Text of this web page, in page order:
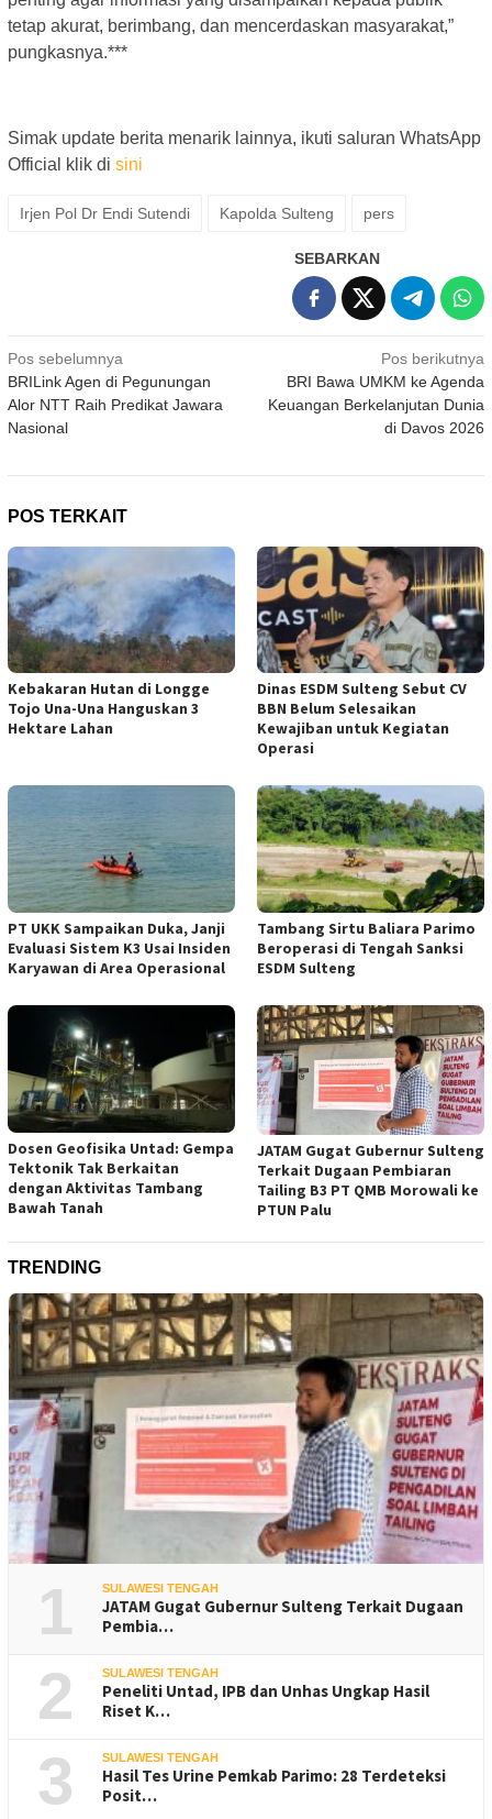
tetap akurat, berimbang, dan mencerdaskan masyarakat,”
pungkasnya.***
Simak update berita menarik lainnya, ikuti saluran WhatsApp
Official klik di sini
Irjen Pol Dr Endi Sutendi Kapolda Sulteng pers
SEBARKAN
Navigasi
pos
Pos sebelumnya
BRILink Agen di Pegunungan
Alor NTT Raih Predikat Jawara
Nasional
Pos berikutnya
BRI Bawa UMKM ke Agenda
Keuangan Berkelanjutan Dunia
di Davos 2026
POS TERKAIT
Kebakaran Hutan di Longge
Tojo Una-Una Hanguskan 3
Hektare Lahan
Dinas ESDM Sulteng Sebut CV
BBN Belum Selesaikan
Kewajiban untuk Kegiatan
Operasi
PT UKK Sampaikan Duka, Janji
Evaluasi Sistem K3 Usai Insiden
Karyawan di Area Operasional
Tambang Sirtu Baliara Parimo
Beroperasi di Tengah Sanksi
ESDM Sulteng
Dosen Geofisika Untad: Gempa
Tektonik Tak Berkaitan
dengan Aktivitas Tambang
Bawah Tanah
JATAM Gugat Gubernur Sulteng
Terkait Dugaan Pembiaran
Tailing B3 PT QMB Morowali ke
PTUN Palu
TRENDING
1 SULAWESI TENGAH
JATAM Gugat Gubernur Sulteng Terkait Dugaan
Pembia…
2 SULAWESI TENGAH
Peneliti Untad, IPB dan Unhas Ungkap Hasil
Riset K…
3 SULAWESI TENGAH
Hasil Tes Urine Pemkab Parimo: 28 Terdeteksi
Posit…